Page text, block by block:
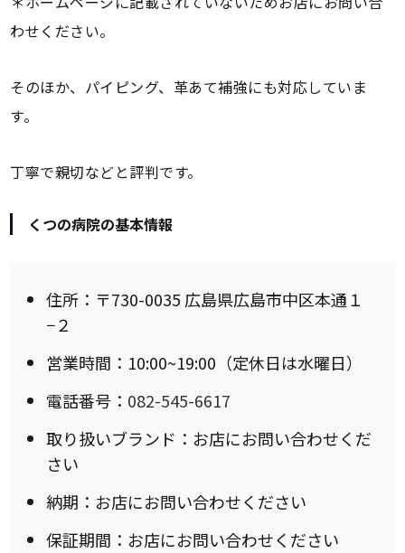
わせください。
そのほか、パイピング、革あて補強にも対応していま
す。
丁寧で親切などと評判です。
くつの病院の基本情報
住所：〒730-0035 広島県広島市中区本通１
−２
営業時間：10:00~19:00（定休日は水曜日）
電話番号： 082-545-6617
取り扱いブランド：お店にお問い合わせくだ
さい
納期：お店にお問い合わせください
保証期間：お店にお問い合わせください